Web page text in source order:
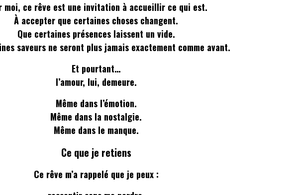
moi, ce rêve est une invitation à accueillir ce qui est.
À accepter que certaines choses changent.
Que certaines présences laissent un vide.
saveurs ne seront plus jamais exactement comme avant.
Et pourtant…
l’amour, lui, demeure.
Même dans l’émotion.
Même dans la nostalgie.
Même dans le manque.
Ce que je retiens
Ce rêve m’a rappelé que je peux :